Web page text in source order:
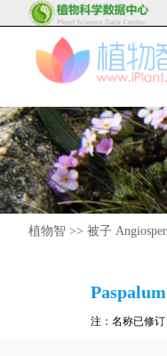
植物智 >> 被子
Paspalum
注：名称已修订